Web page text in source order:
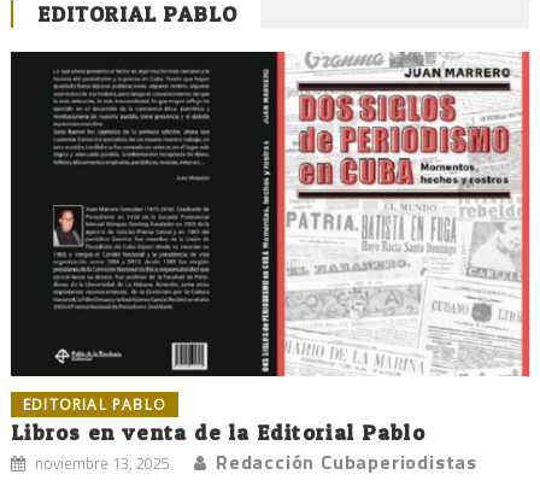
EDITORIAL PABLO
EDITORIAL PABLO
Libros en venta de la Editorial Pablo
noviembre 13, 2025 Redacción Cubaperiodistas